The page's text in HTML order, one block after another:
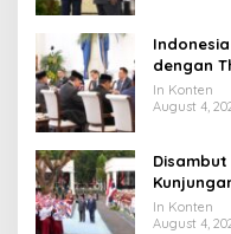
dengan
Ekonomi
In Konten
August 4,
In Konten
August 4,